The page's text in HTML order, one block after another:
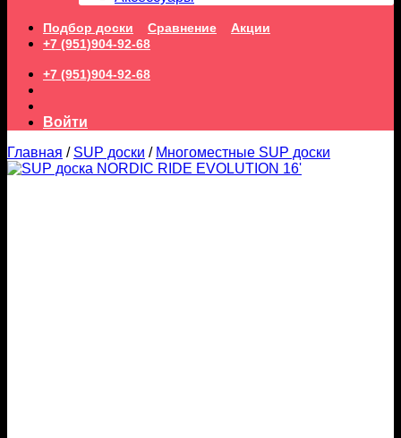
Подбор доски Сравнение
Акции
+7 (951)904-92-68
+7 (951)904-92-68
Войти
Главная / SUP доски / Многоместные SUP доски